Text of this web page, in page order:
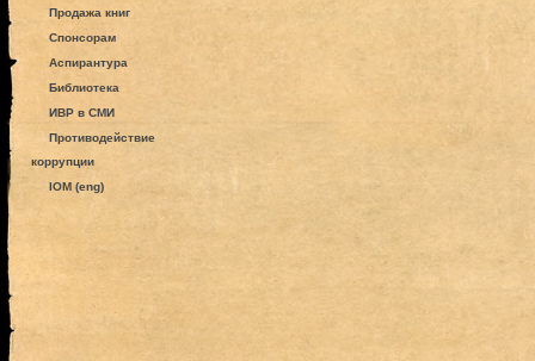
Продажа книг
Спонсорам
Аспирантура
Библиотека
ИВР в СМИ
Противодействие
коррупции
IOM (eng)